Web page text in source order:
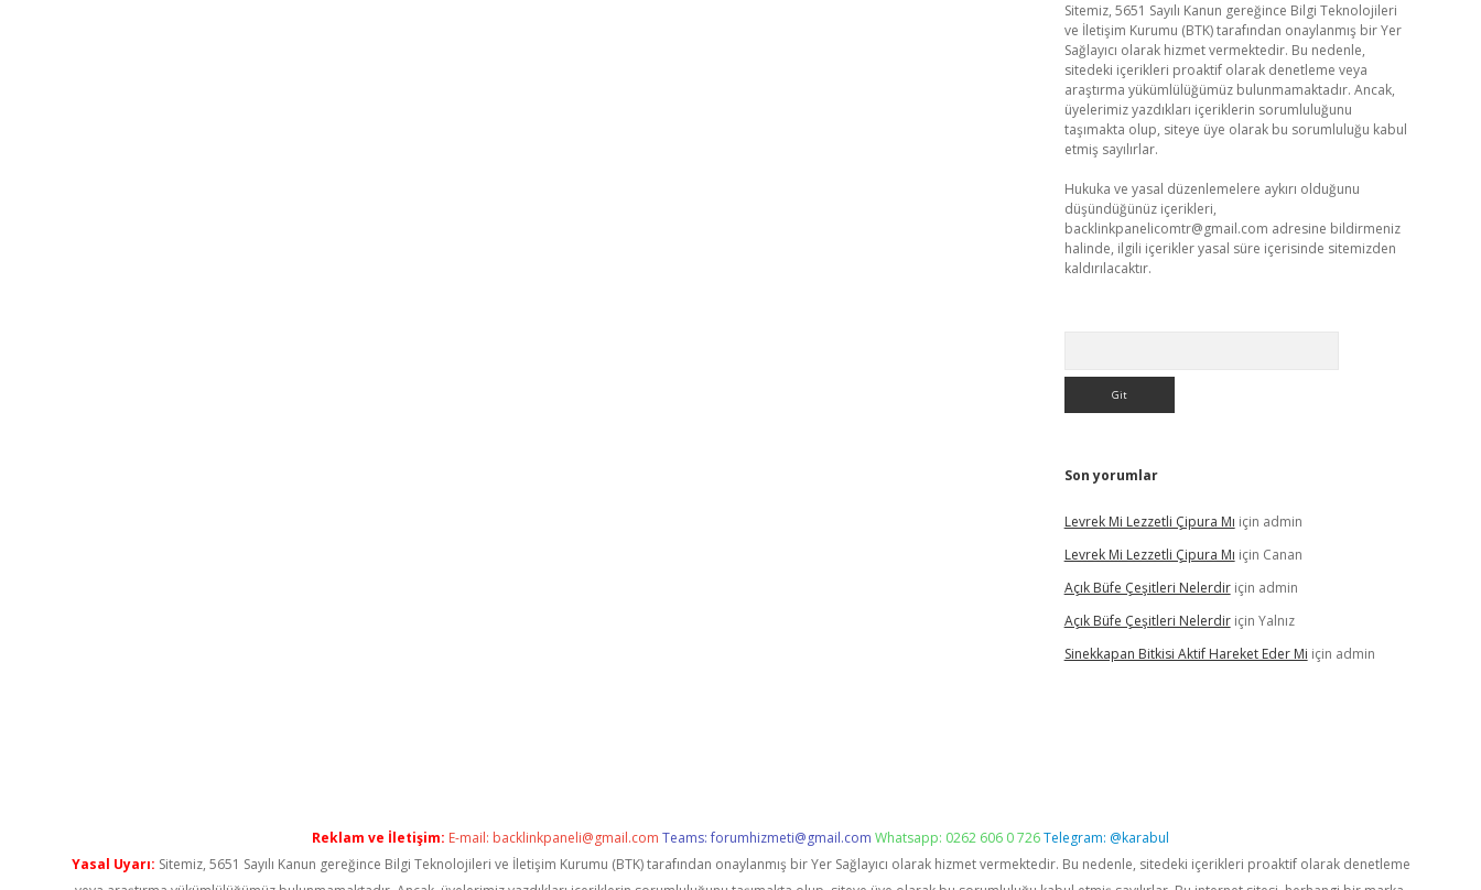
Sitemiz, 5651 Sayılı Kanun gereğince Bilgi Teknolojileri
ve İletişim Kurumu (BTK) tarafından onaylanmış bir Yer
Sağlayıcı olarak hizmet vermektedir. Bu nedenle,
sitedeki içerikleri proaktif olarak denetleme veya
araştırma yükümlülüğümüz bulunmamaktadır. Ancak,
üyelerimiz yazdıkları içeriklerin sorumluluğunu
taşımakta olup, siteye üye olarak bu sorumluluğu kabul
etmiş sayılırlar.
Hukuka ve yasal düzenlemelere aykırı olduğunu
düşündüğünüz içerikleri,
backlinkpanelicomtr@gmail.com adresine bildirmeniz
halinde, ilgili içerikler yasal süre içerisinde sitemizden
kaldırılacaktır.
Son yorumlar
Levrek Mi Lezzetli Çipura Mı için admin
Levrek Mi Lezzetli Çipura Mı için Canan
Açık Büfe Çeşitleri Nelerdiriçin admin
Açık Büfe Çeşitleri Nelerdiriçin Yalnız
Sinekkapan Bitkisi Aktif Hareket Eder Mi için admin
Reklam ve İletişim: E-mail: backlinkpaneli@gmail.com Teams:forumhizmeti@gmail.com Whatsapp: 0262 606 0 726Telegram: @karabul
Yasal Uyarı: Sitemiz, 5651 Sayılı Kanun gereğince Bilgi Teknolojileri ve İletişim Kurumu (BTK) tarafından onaylanmış bir Yer Sağlayıcı olarak hizmet vermektedir. Bu nedenle, sitedeki içerikleri proaktif olarak denetleme